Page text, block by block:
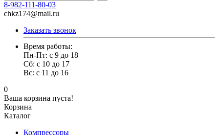
8-982-111-80-03
chkz174@mail.ru
Заказать звонок
Время работы:
Пн-Пт: с 9 до 18
Сб: с 10 до 17
Вс: с 11 до 16
0
Ваша корзина пуста!
Корзина
Каталог
Компрессоры